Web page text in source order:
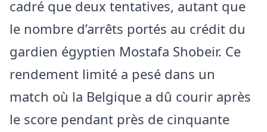
cadré que deux tentatives, autant que
le nombre d’arrêts portés au crédit du
gardien égyptien Mostafa Shobeir. Ce
rendement limité a pesé dans un
match où la Belgique a dû courir après
le score pendant près de cinquante